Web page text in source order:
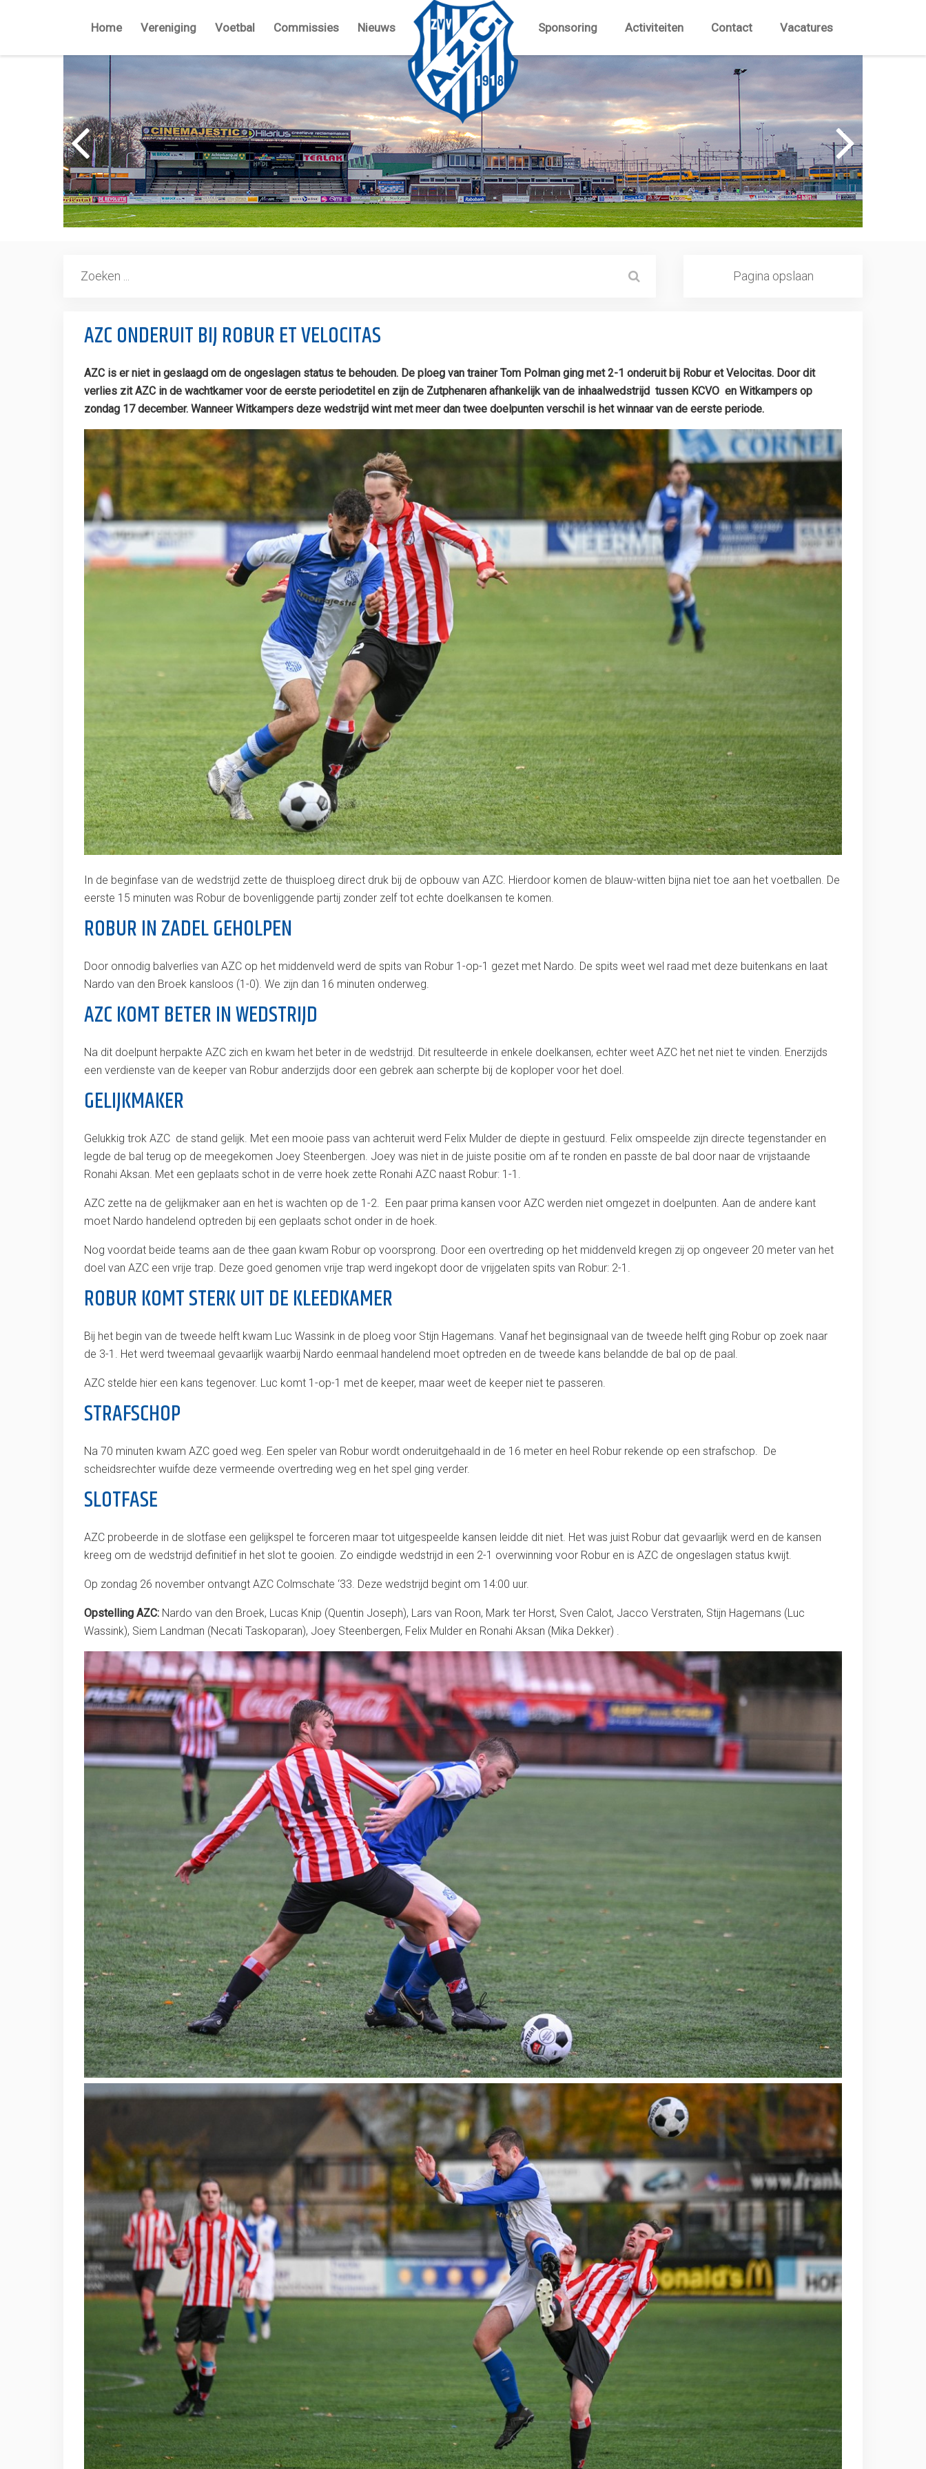
Home Vereniging Voetbal Commissies Nieuws Sponsoring Activiteiten Contact Vacatures
Pagina opslaan
AZC ONDERUIT BIJ ROBUR ET VELOCITAS
AZC is er niet in geslaagd om de ongeslagen status te behouden. De ploeg van trainer Tom Polman ging met 2-1 onderuit bij Robur et Velocitas. Door dit
verlies zit AZC in de wachtkamer voor de eerste periodetitel en zijn de Zutphenaren afhankelijk van de inhaalwedstrijd tussen KCVO en Witkampers op
zondag 17 december. Wanneer Witkampers deze wedstrijd wint met meer dan twee doelpunten verschil is het winnaar van de eerste periode.
In de beginfase van de wedstrijd zette de thuisploeg direct druk bij de opbouw van AZC. Hierdoor komen de blauw-witten bijna niet toe aan het voetballen. De
eerste 15 minuten was Robur de bovenliggende partij zonder zelf tot echte doelkansen te komen.
ROBUR IN ZADEL GEHOLPEN
Door onnodig balverlies van AZC op het middenveld werd de spits van Robur 1-op-1 gezet met Nardo. De spits weet wel raad met deze buitenkans en laat
Nardo van den Broek kansloos (1-0). We zijn dan 16 minuten onderweg.
AZC KOMT BETER IN WEDSTRIJD
Na dit doelpunt herpakte AZC zich en kwam het beter in de wedstrijd. Dit resulteerde in enkele doelkansen, echter weet AZC het net niet te vinden. Enerzijds
een verdienste van de keeper van Robur anderzijds door een gebrek aan scherpte bij de koploper voor het doel.
GELIJKMAKER
Gelukkig trok AZC de stand gelijk. Met een mooie pass van achteruit werd Felix Mulder de diepte in gestuurd. Felix omspeelde zijn directe tegenstander en
legde de bal terug op de meegekomen Joey Steenbergen. Joey was niet in de juiste positie om af te ronden en passte de bal door naar de vrijstaande
Ronahi Aksan. Met een geplaats schot in de verre hoek zette Ronahi AZC naast Robur: 1-1.
AZC zette na de gelijkmaker aan en het is wachten op de 1-2. Een paar prima kansen voor AZC werden niet omgezet in doelpunten. Aan de andere kant
moet Nardo handelend optreden bij een geplaats schot onder in de hoek.
Nog voordat beide teams aan de thee gaan kwam Robur op voorsprong. Door een overtreding op het middenveld kregen zij op ongeveer 20 meter van het
doel van AZC een vrije trap. Deze goed genomen vrije trap werd ingekopt door de vrijgelaten spits van Robur: 2-1.
ROBUR KOMT STERK UIT DE KLEEDKAMER
Bij het begin van de tweede helft kwam Luc Wassink in de ploeg voor Stijn Hagemans. Vanaf het beginsignaal van de tweede helft ging Robur op zoek naar
de 3-1. Het werd tweemaal gevaarlijk waarbij Nardo eenmaal handelend moet optreden en de tweede kans belandde de bal op de paal.
AZC stelde hier een kans tegenover. Luc komt 1-op-1 met de keeper, maar weet de keeper niet te passeren.
STRAFSCHOP
Na 70 minuten kwam AZC goed weg. Een speler van Robur wordt onderuitgehaald in de 16 meter en heel Robur rekende op een strafschop. De
scheidsrechter wuifde deze vermeende overtreding weg en het spel ging verder.
SLOTFASE
AZC probeerde in de slotfase een gelijkspel te forceren maar tot uitgespeelde kansen leidde dit niet. Het was juist Robur dat gevaarlijk werd en de kansen
kreeg om de wedstrijd definitief in het slot te gooien. Zo eindigde wedstrijd in een 2-1 overwinning voor Robur en is AZC de ongeslagen status kwijt.
Op zondag 26 november ontvangt AZC Colmschate ‘33. Deze wedstrijd begint om 14:00 uur.
Opstelling AZC: Nardo van den Broek, Lucas Knip (Quentin Joseph), Lars van Roon, Mark ter Horst, Sven Calot, Jacco Verstraten, Stijn Hagemans (Luc
Wassink), Siem Landman (Necati Taskoparan), Joey Steenbergen, Felix Mulder en Ronahi Aksan (Mika Dekker) .